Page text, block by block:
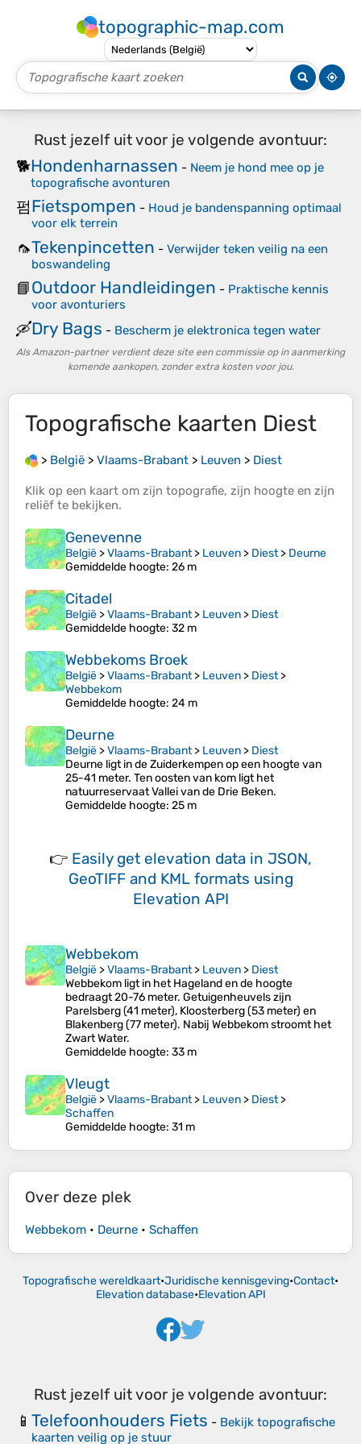
topographic-map.com
Rust jezelf uit voor je volgende avontuur:
🐕Hondenharnassen - Neem je hond mee op je
topografische avonturen
펌Fietspompen - Houd je bandenspanning optimaal
voor elk terrein
🦟Tekenpincetten - Verwijder teken veilig na een
boswandeling
📘Outdoor Handleidingen - Praktische kennis
voor avonturiers
🛶Dry Bags - Bescherm je elektronica tegen water
Als Amazon-partner verdient deze site een commissie op in aanmerking
komende aankopen, zonder extra kosten voor jou.
Topografische kaarten Diest
> België > Vlaams-Brabant > Leuven > Diest
Klik op een kaart om zijn topografie, zijn hoogte en zijn
reliëf te bekijken.
Genevenne
België >Vlaams-Brabant> Leuven > Diest> Deurne
Gemiddelde hoogte: 26 m
Citadel
België >Vlaams-Brabant> Leuven > Diest
Gemiddelde hoogte: 32 m
Webbekoms Broek
België >Vlaams-Brabant> Leuven > Diest>
Webbekom
Gemiddelde hoogte: 24 m
Deurne
België >Vlaams-Brabant> Leuven > Diest
Deurne ligt in de Zuiderkempen op een hoogte van
25-41 meter. Ten oosten van kom ligt het
natuurreservaat Vallei van de Drie Beken.
Gemiddelde hoogte: 25 m
👉 Easily get elevation data in JSON,
GeoTIFF and KML formats using
Elevation API
Webbekom
België >Vlaams-Brabant> Leuven > Diest
Webbekom ligt in het Hageland en de hoogte
bedraagt 20-76 meter. Getuigenheuvels zijn
Parelsberg (41 meter), Kloosterberg (53 meter) en
Blakenberg (77 meter). Nabij Webbekom stroomt het
Zwart Water.
Gemiddelde hoogte: 33 m
Vleugt
België >Vlaams-Brabant> Leuven > Diest>
Schaffen
Gemiddelde hoogte: 31 m
Over deze plek
Webbekom • Deurne • Schaffen
Topografische wereldkaart•Juridische kennisgeving•Contact•
Elevation database•Elevation API
Rust jezelf uit voor je volgende avontuur:
📱 Telefoonhouders Fiets - Bekijk topografische
kaarten veilig op je stuur